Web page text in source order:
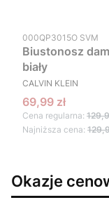
Kod produktu
000QP3015O SVM
Biustonosz
biały
PRODUCENT
CALVIN KLEIN
Cena promocyjna
69,99 zł
Cena regularna:
Najniższa cena:
Okazje